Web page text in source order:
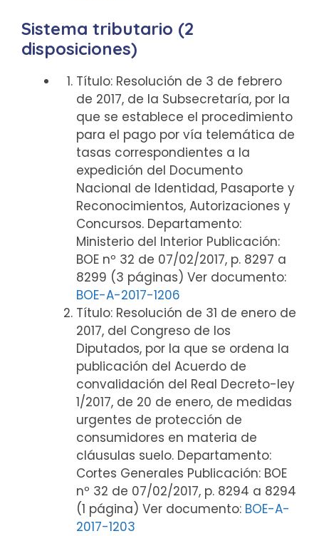
Sistema tributario (2
disposiciones)
Título: Resolución de 3 de febrero
de 2017, de la Subsecretaría, por la
que se establece el procedimiento
para el pago por vía telemática de
tasas correspondientes a la
expedición del Documento
Nacional de Identidad, Pasaporte y
Reconocimientos, Autorizaciones y
Concursos. Departamento:
Ministerio del Interior Publicación:
BOE nº 32 de 07/02/2017, p. 8297 a
8299 (3 páginas) Ver documento:
BOE-A-2017-1206
Título: Resolución de 31 de enero de
2017, del Congreso de los
Diputados, por la que se ordena la
publicación del Acuerdo de
convalidación del Real Decreto-ley
1/2017, de 20 de enero, de medidas
urgentes de protección de
consumidores en materia de
cláusulas suelo. Departamento:
Cortes Generales Publicación: BOE
nº 32 de 07/02/2017, p. 8294 a 8294
(1 página) Ver documento: BOE-A-
2017-1203